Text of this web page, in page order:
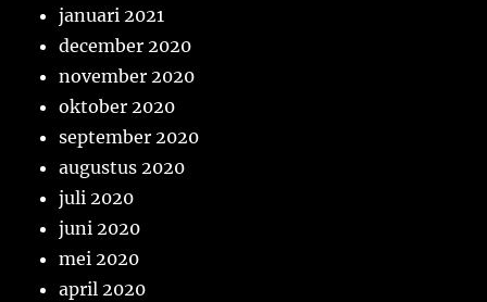
januari 2021
december 2020
november 2020
oktober 2020
september 2020
augustus 2020
juli 2020
juni 2020
mei 2020
april 2020